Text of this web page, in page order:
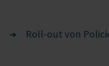
Roll-out von